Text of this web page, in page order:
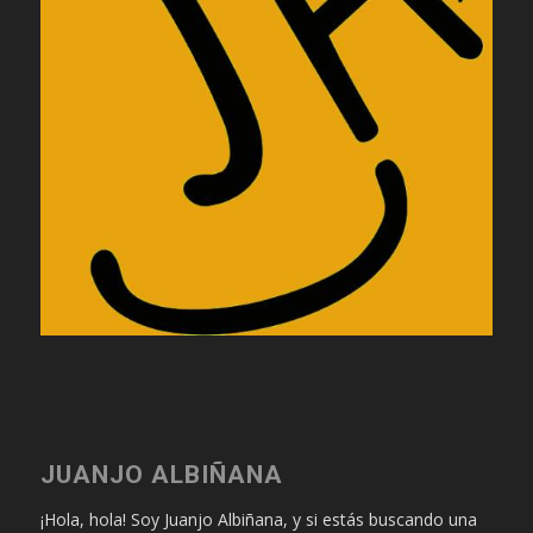
JUANJO ALBIÑANA
¡Hola, hola! Soy Juanjo Albiñana, y si estás buscando una